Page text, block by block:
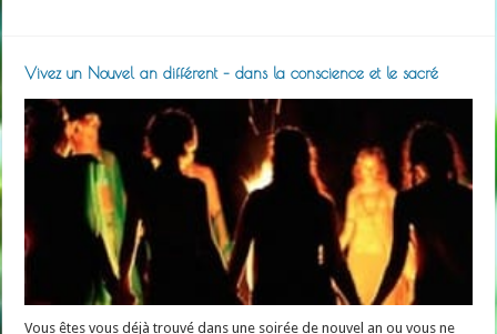
Vivez un Nouvel an différent – dans la conscience et le sacré
Vous êtes vous déjà trouvé dans une soirée de nouvel an ou vous ne